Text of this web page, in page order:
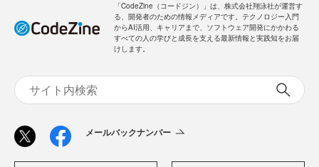
「CodeZine（コードジン）」は、株式会社翔泳社が運営す
る、開発者のための情報メディアです。テクノロジー入門
からAI活用、キャリアまで、ソフトウェア開発にかかわる
すべての人の学びと成長を支える最新情報と実践知をお届
けします。
メールバックナンバー